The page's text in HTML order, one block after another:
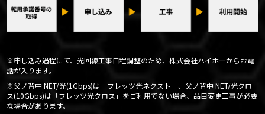
※申し込み過程にて、光回線工事日程調整のため、株式会社ハイホーからお電
話が入ります。
※父ノ背中 NET/光(1Gbps)は「フレッツ光ネクスト」、父ノ背中 NET/光クロ
ス(10Gbps)は「フレッツ光クロス」をご利用でない場合、品目変更工事が必要
な場合があります。